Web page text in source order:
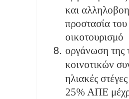
και
προστασία
οικοτουρισμό
οργάνωση της
κοινοτικών
ηλιακές
25% ΑΠΕ